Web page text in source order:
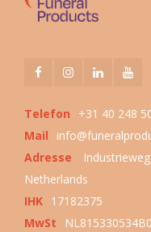
Telefon
+31 40 248
Mail
Adresse
Netherlands
IHK 17182375
MwSt